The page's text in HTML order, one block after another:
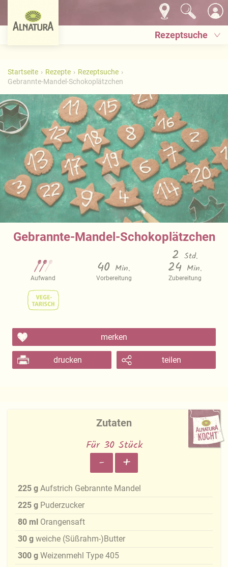
Rezeptsuche
Startseite Rezepte
Rezeptsuche
Gebrannte-Mandel-Schokoplätzchen
Gebrannte-Mandel-Schokoplätzchen
Aufwand
40 Min.
Vorbereitung
2 Std.
24 Min.
Zubereitung
merken
drucken teilen
Zutaten
Für 30 Stück
- +
225 g Aufstrich Gebrannte Mandel
225 g Puderzucker
80 ml Orangensaft
30 g weiche (Süßrahm-)Butter
300 g Weizenmehl Type 405